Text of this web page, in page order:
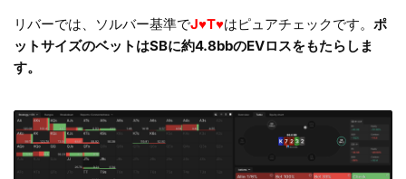
リバーでは、ソルバー基準でJ♥T♥はピュアチェックです。 ポ
ットサイズのベットはSBに約4.8bbのEVロスをもたらしま
す。